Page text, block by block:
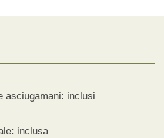
asciugamani: inclusi
inclusa